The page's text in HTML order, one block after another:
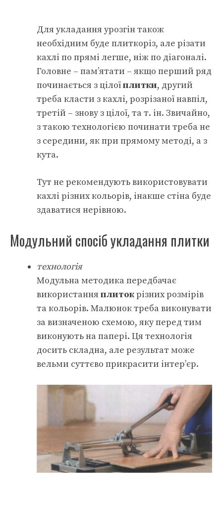
Для укладання урозгін також
необхідним буде плиткоріз, але різати
кахлі по прямі легше, ніж по діагоналі.
Головне – пам’ятати – якщо перший ряд
починається з цілоїплитки, другий
треба класти з кахлі, розрізаної навпіл,
третій – знову з цілої, та т. ін. Звичайно,
з такою технологією починати треба не
з середини, як при прямому методі, а з
кута.
Тут не рекомендують використовувати
кахлі різних кольорів, інакше стіна буде
здаватися нерівною.
Модульний спосіб укладання плитки
технологія
Модульна методика передбачає
використання плитокрізних розмірів
та кольорів. Малюнок треба виконувати
за визначеною схемою, яку перед тим
виконують на папері. Ця технологія
досить складна, але результат може
вельми суттєво прикрасити інтер’єр.